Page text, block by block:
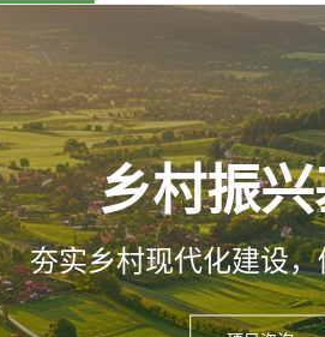
乡村振
夯实乡村现代化建设